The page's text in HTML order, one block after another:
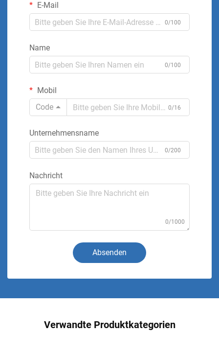
E-Mail
0/100
Name
0/100
Mobil
Code
0/16
Unternehmensname
0/200
Nachricht
0/1000
Absenden
Verwandte Produktkategorien